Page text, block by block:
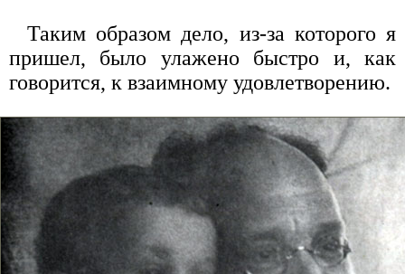
Таким образом дело, из-за которого я
пришел, было улажено быстро и, как
говорится, к взаимному удовлетворению.